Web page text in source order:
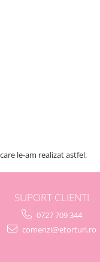
le-am realizat astfel.
SUPORT CLIENTI
0727 709 344
comenzi@etorturi.ro